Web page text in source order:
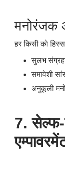
मनोरंजक
हर किसी को
सुलभ
समावेशी
अनुकूली
7. सेल्फ-